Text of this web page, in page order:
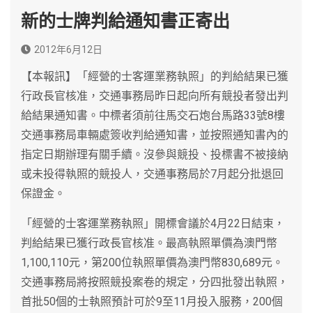
新的士牌判給通知書正寄出
2012年6月12日
【本報訊】「經營的士客運業務執照」的判給結果已獲
行政長官核准，交通事務局昨日起向所有競投者發出判
給結果通知書。中標者須前往馬交石炮台馬路33號8樓
交通事務局車輛處簽收判給通知書，並按照通知書內的
指定日期辦理有關手續。沒參與競投、投標書不被接納
或未投得執照的競投人，交通事務局於7月起分批退回
保證金。
「經營的士客運業務執照」開標會議於4月22日結束，
判給結果已獲行政長官核准。最高執照單價為澳門幣
1,100,110元，第200位執照單價為澳門幣830,689元。
交通事務局將按照競投案卷的規定，分四批發出執照，
首批50個的士執照預計可於9至11月投入服務，200個